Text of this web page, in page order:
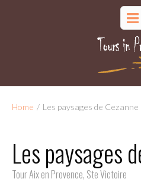
Home / Les paysages de Cezanne
Les paysages
Tour Aix en Provence, Ste Victoire